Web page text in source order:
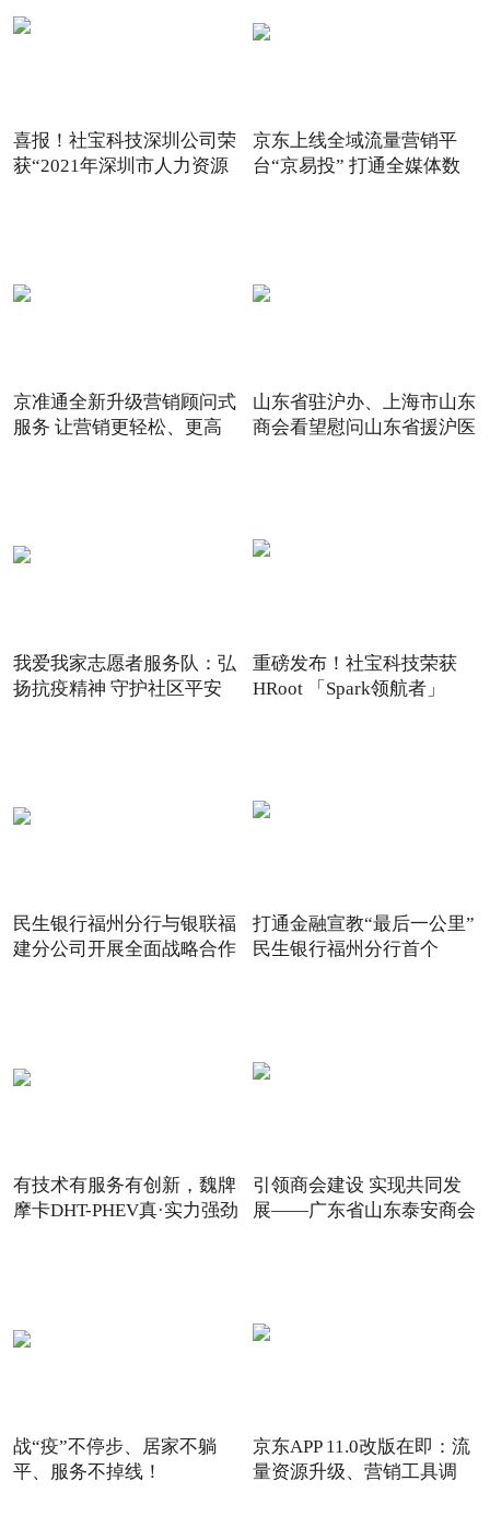
喜报！社宝科技深圳公司荣
获“2021年深圳市人力资源
京东上线全域流量营销平
台“京易投” 打通全媒体数
京准通全新升级营销顾问式
服务 让营销更轻松、更高
山东省驻沪办、上海市山东
商会看望慰问山东省援沪医
我爱我家志愿者服务队：弘
扬抗疫精神 守护社区平安
重磅发布！社宝科技荣获
HRoot 「Spark领航者」
民生银行福州分行与银联福
建分公司开展全面战略合作
打通金融宣教“最后一公里”
民生银行福州分行首个
有技术有服务有创新，魏牌
摩卡DHT-PHEV真·实力强劲
引领商会建设 实现共同发
展——广东省山东泰安商会
战“疫”不停步、居家不躺
平、服务不掉线！
京东APP 11.0改版在即：流
量资源升级、营销工具调